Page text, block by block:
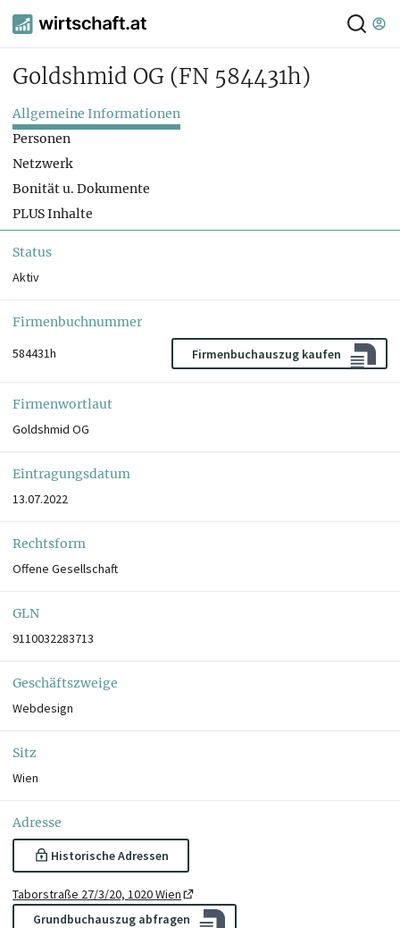
Goldshmid OG (FN 584431h)
Allgemeine Informationen
Personen
Netzwerk
Bonität u. Dokumente
PLUS Inhalte
Status
Aktiv
Firmenbuchnummer
584431h
Firmenbuchauszug kaufen
Firmenwortlaut
Goldshmid OG
Eintragungsdatum
13.07.2022
Rechtsform
Offene Gesellschaft
GLN
9110032283713
Geschäftszweige
Webdesign
Sitz
Wien
Adresse
Historische Adressen
Taborstraße 27/3/20, 1020 Wien
Grundbuchauszug abfragen